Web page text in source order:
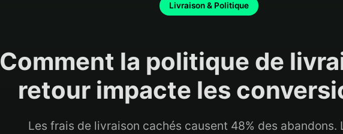
Livraison & Politique
Comment la politique de
retour impacte les
Les frais de livraison cachés causent 48% des abandons.